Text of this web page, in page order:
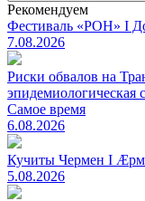
Рекомендуем
Фестиваль «РОН» I
7.08.2026
Риски обвалов на
эпидемиологическая
Самое время
6.08.2026
Кучиты Чермен I
5.08.2026